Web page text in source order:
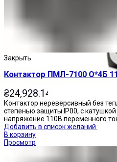
Закрыть
Контактор ПМЛ-7100 О*4Б
₴24,928.14
Контактор нереверсивный без
степенью защиты IP00, с
напряжение 110В переменного
Добавить в список желаний
В корзину
Просмотр